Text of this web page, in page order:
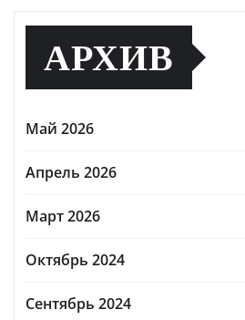
АРХИВ
Май 2026
Апрель 2026
Март 2026
Октябрь 2024
Сентябрь 2024